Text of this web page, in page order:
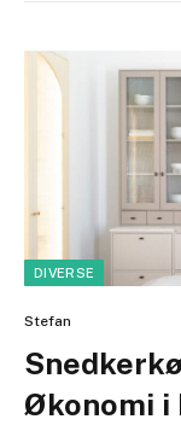
DIVERSE
Stefan
Økonomi i